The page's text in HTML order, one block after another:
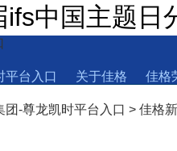
ifs中国主题
平台入口 关于佳格 佳格
团-尊龙凯时平台入口 > 佳格